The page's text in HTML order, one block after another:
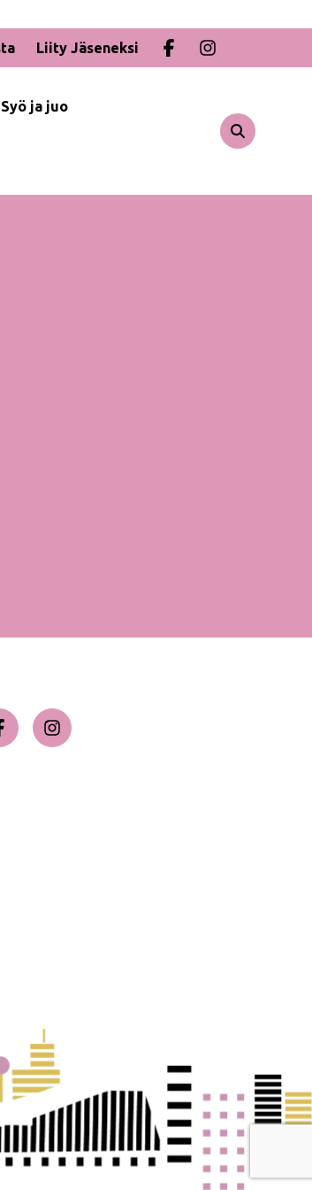
Liity Jäseneksi
Syö ja juo